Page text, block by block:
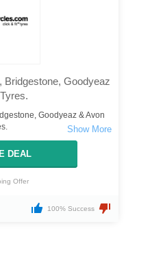
Bridgestone, Goodyeaz
Goodyeaz & Avon
DEAL
Offer
100% Success